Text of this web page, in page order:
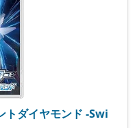
トダイヤモンド -Swi